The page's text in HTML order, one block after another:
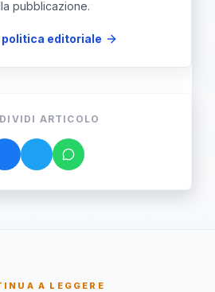
pubblicazione.
politica editoriale
ARTICOLO
A LEGGERE